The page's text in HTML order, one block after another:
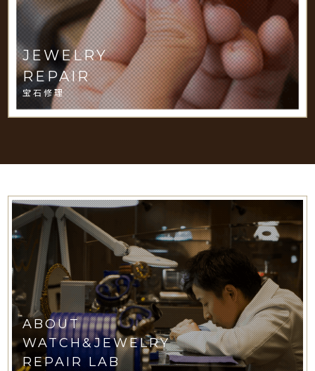
JEWELRY
REPAIR
宝石修理
ABOUT
WATCH&JEWELRY
REPAIR LAB